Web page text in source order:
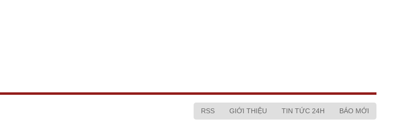
RSS GIỚI THIỆU TIN TỨC 24H BÁO MỚI